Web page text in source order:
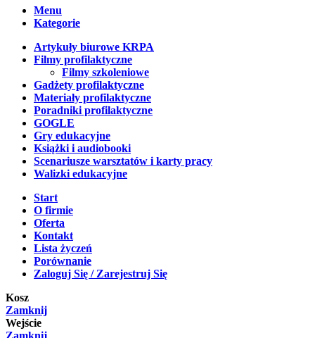
Menu
Kategorie
Artykuły biurowe KRPA
Filmy profilaktyczne
Filmy szkoleniowe
Gadżety profilaktyczne
Materiały profilaktyczne
Poradniki profilaktyczne
GOGLE
Gry edukacyjne
Książki i audiobooki
Scenariusze warsztatów i karty pracy
Walizki edukacyjne
Start
O firmie
Oferta
Kontakt
Lista życzeń
Porównanie
Zaloguj Się / Zarejestruj Się
Kosz
Zamknij
Wejście
Zamknij